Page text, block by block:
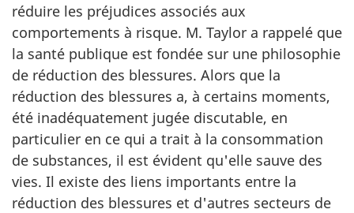
réduire les préjudices associés aux
comportements à risque. M. Taylor a rappelé que
la santé publique est fondée sur une philosophie
de réduction des blessures. Alors que la
réduction des blessures a, à certains moments,
été inadéquatement jugée discutable, en
particulier en ce qui a trait à la consommation
de substances, il est évident qu'elle sauve des
vies. Il existe des liens importants entre la
réduction des blessures et d'autres secteurs de